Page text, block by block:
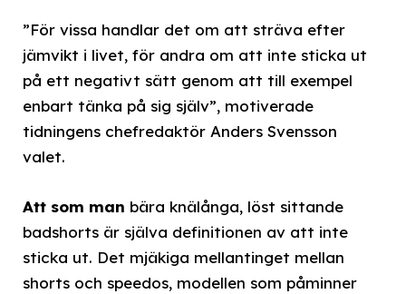
”För vissa handlar det om att sträva efter
jämvikt i livet, för andra om att inte sticka ut
på ett negativt sätt genom att till exempel
enbart tänka på sig själv”, motiverade
tidningens chefredaktör Anders Svensson
valet.
Att som man bära knälånga, löst sittande
badshorts är själva definitionen av att inte
sticka ut. Det mjäkiga mellantinget mellan
shorts och speedos, modellen som påminner